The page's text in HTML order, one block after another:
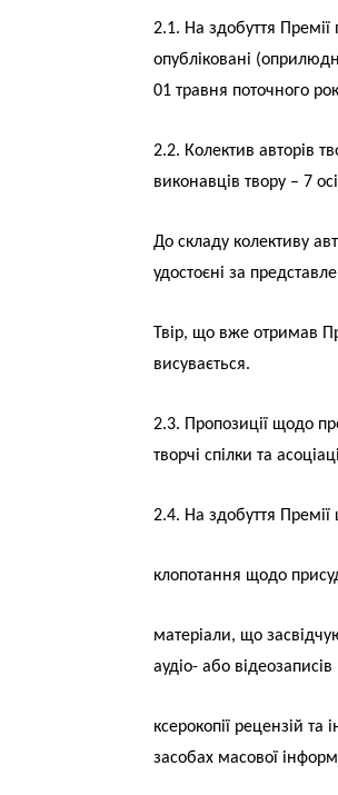
2.1. На здобуття Премії
опубліковані
01 травня поточного
2.2. Колектив авторів
виконавців твору – 7
До складу колективу
удостоєні за
Твір, що вже отримав
висувається.
2.3. Пропозиції щодо
творчі спілки та
2.4. На здобуття
клопотання щодо
матеріали, що
аудіо- або
ксерокопії рецензій
засобах масової